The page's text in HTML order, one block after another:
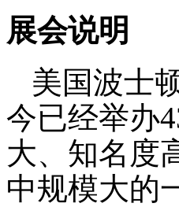
展会说明
美国波士
今已经举办4
大、知名度
中规模大的